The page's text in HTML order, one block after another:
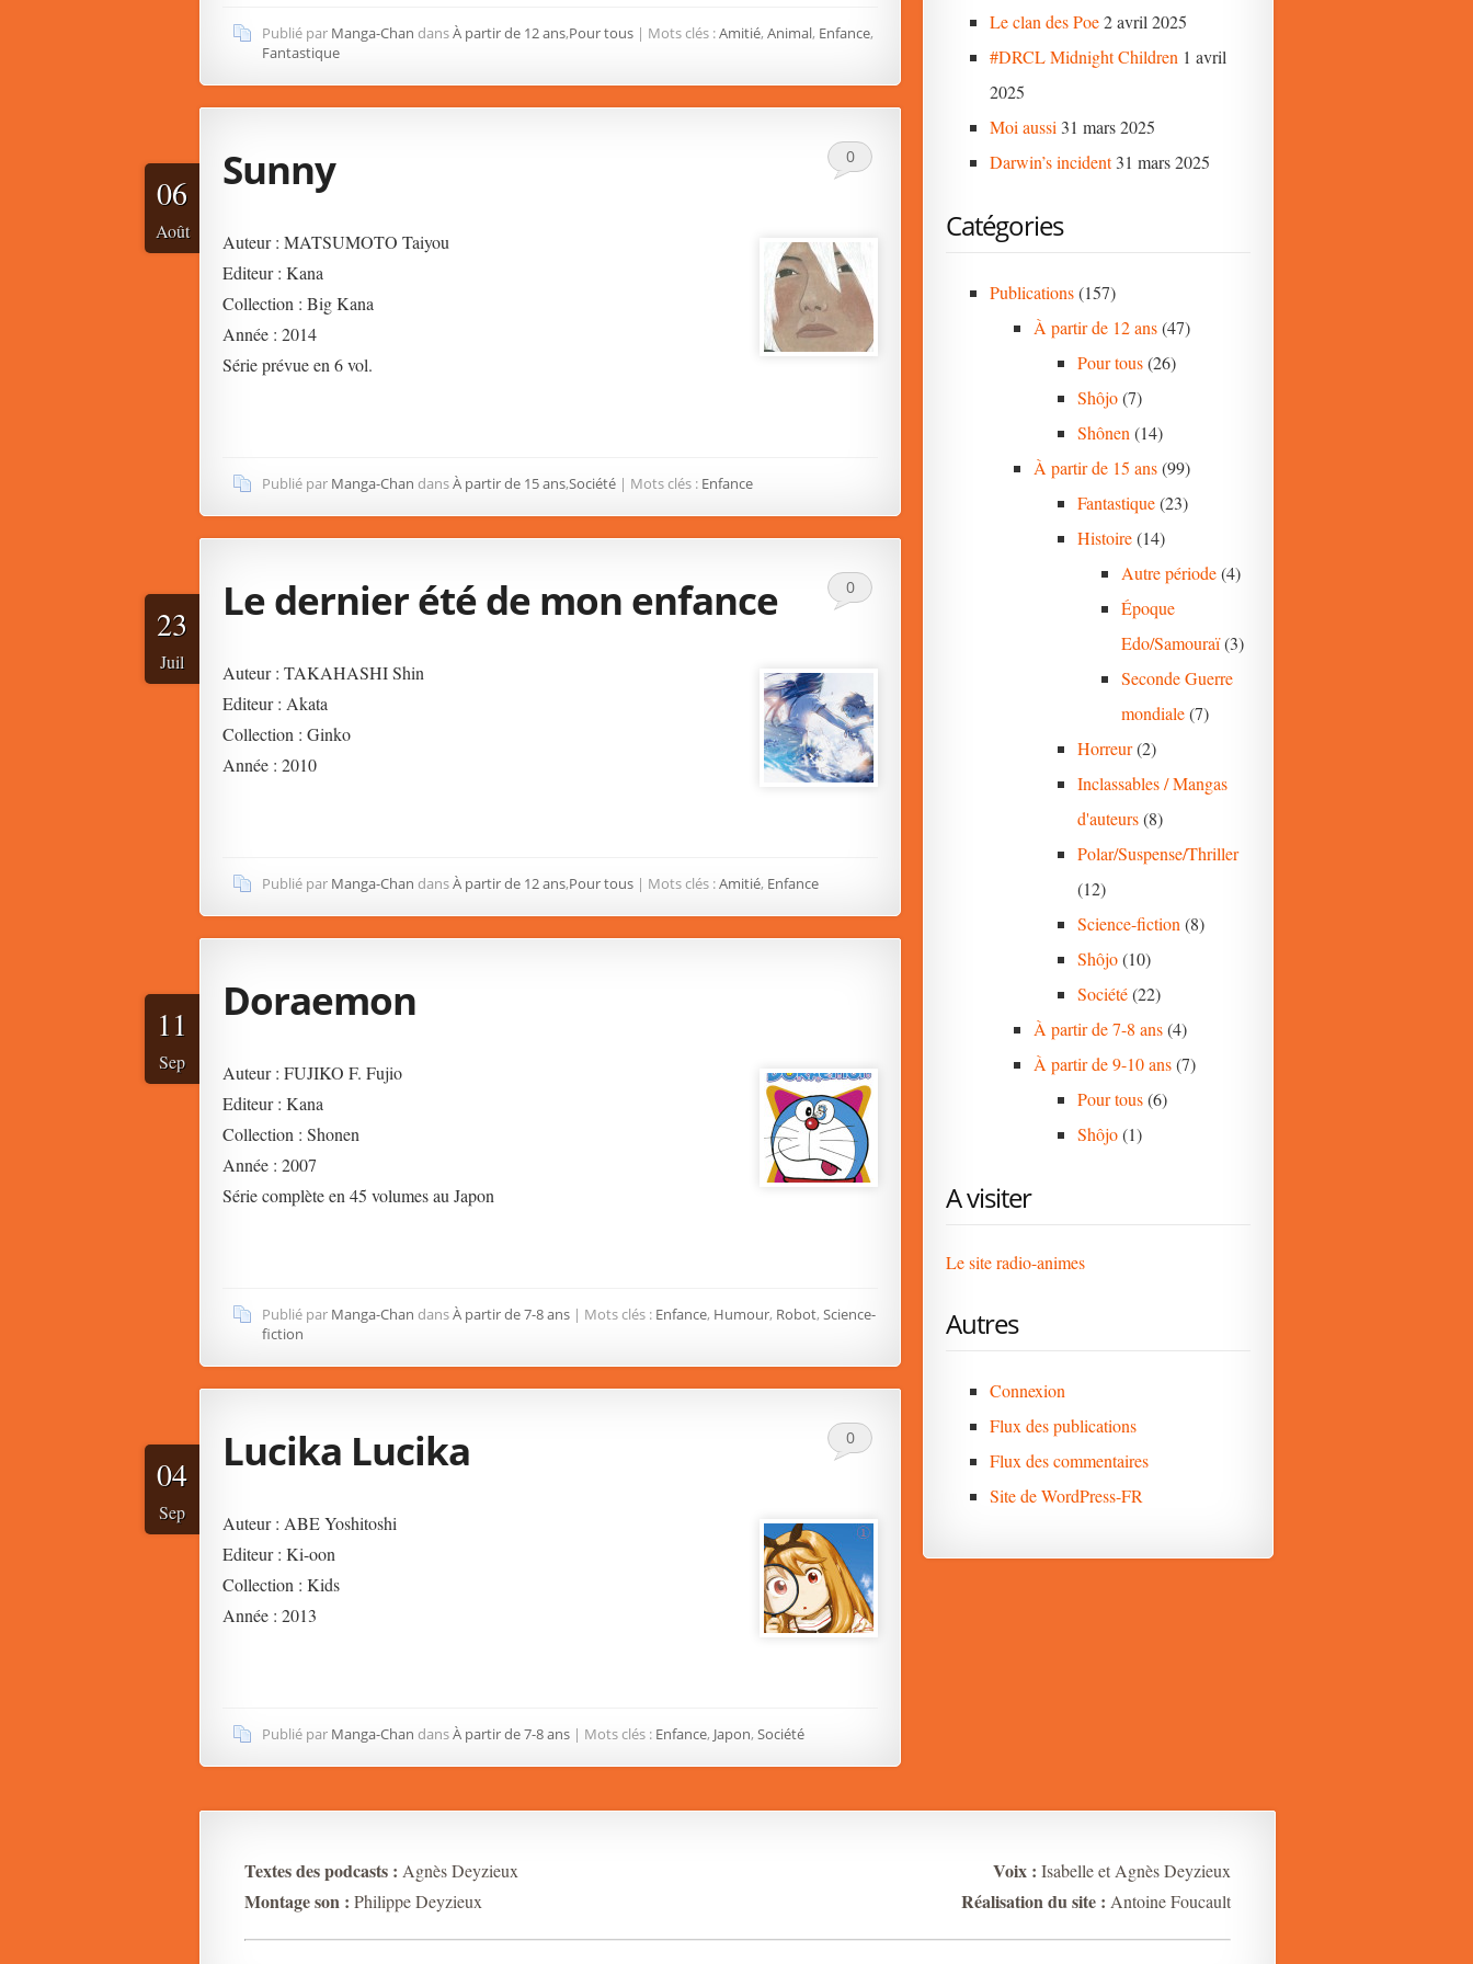
Publié par Manga-Chan dansÀ partir de 12 ans,Pour tous | Mots clés :Amitié, Animal, Enfance,
Fantastique
Sunny
06
Août
0
Auteur : MATSUMOTO Taiyou
Editeur : Kana
Collection : Big Kana
Année : 2014
Série prévue en 6 vol.
Publié par Manga-Chan dansÀ partir de 15 ans,Société | Mots clés : Enfance
Le dernier été de mon enfance
23
Juil
0
Auteur : TAKAHASHI Shin
Editeur : Akata
Collection : Ginko
Année : 2010
Publié par Manga-Chan dansÀ partir de 12 ans,Pour tous | Mots clés :Amitié, Enfance
Doraemon
11
Sep
Auteur : FUJIKO F. Fujio
Editeur : Kana
Collection : Shonen
Année : 2007
Série complète en 45 volumes au Japon
Publié par Manga-Chan dansÀ partir de 7-8 ans | Mots clés : Enfance, Humour, Robot, Science-
fiction
Lucika Lucika
04
Sep
0
Auteur : ABE Yoshitoshi
Editeur : Ki-oon
Collection : Kids
Année : 2013
Publié par Manga-Chan dansÀ partir de 7-8 ans | Mots clés : Enfance, Japon, Société
Le clan des Poe2 avril 2025
#DRCL Midnight Children 1 avril
2025
Moi aussi 31 mars 2025
Darwin’s incident 31 mars 2025
Catégories
Publications(157)
À partir de 12 ans(47)
Pour tous(26)
Shôjo(7)
Shônen (14)
À partir de 15 ans(99)
Fantastique(23)
Histoire(14)
Autre période(4)
Époque
Edo/Samouraï(3)
Seconde Guerre
mondiale(7)
Horreur(2)
Inclassables / Mangas
d'auteurs(8)
Polar/Suspense/Thriller
(12)
Science-fiction (8)
Shôjo(10)
Société(22)
À partir de 7-8 ans(4)
À partir de 9-10 ans(7)
Pour tous(6)
Shôjo(1)
A visiter
Le site radio-animes
Autres
Connexion
Flux des publications
Flux des commentaires
Site de WordPress-FR
Textes des podcasts : Agnès Deyzieux Voix : Isabelle et Agnès Deyzieux
Montage son : Philippe Deyzieux Réalisation du site : Antoine Foucault